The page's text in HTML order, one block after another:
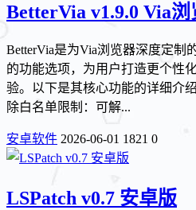
BetterVia v1.9.0 Via
BetterVia是为Via浏览器深度定制
的功能选项，为用户打造更个性
验。以下是其核心功能的详细介
除白名单限制：可解...
安卓软件 2026-06-01 1821 0
LSPatch v0.7 安卓版